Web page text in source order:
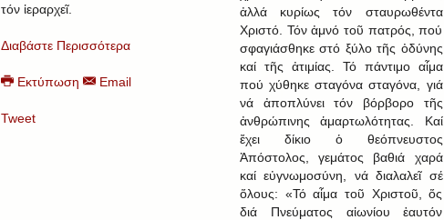
τόν ἱεραρχεῖ.
Διαβάστε Περισσότερα
Εκτύπωση Email
Tweet
ἀλλά κυρίως τόν σταυρωθέντα
Χριστό. Τόν ἀμνό τοῦ πατρός, πού
σφαγιάσθηκε στό ξύλο τῆς ὀδύνης
καί τῆς ἀτιμίας. Τό πάντιμο αἷμα
πού χύθηκε σταγόνα σταγόνα, γιά
νά ἀποπλύνει τόν βόρβορο τῆς
ἀνθρώπινης ἁμαρτωλότητας. Καί
ἔχει δίκιο ὁ θεόπνευστος
Ἀπόστολος, γεμάτος βαθιά χαρά
καί εὐγνωμοσύνη, νά διαλαλεῖ σέ
ὅλους: «Τό αἷμα τοῦ Χριστοῦ, ὅς
διά Πνεύματος αἰωνίου ἑαυτόν